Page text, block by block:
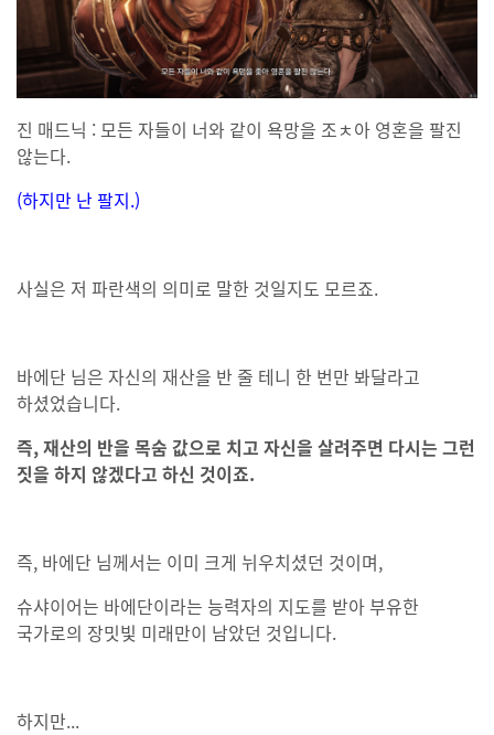
진 매드닉 : 모든 자들이 너와 같이 욕망을 조ㅊ아 영혼을 팔진
않는다.
(하지만 난 팔지.)
사실은 저 파란색의 의미로 말한 것일지도 모르죠.
바에단 님은 자신의 재산을 반 줄 테니 한 번만 봐달라고
하셨었습니다.
즉, 재산의 반을 목숨 값으로 치고 자신을 살려주면 다시는 그런
짓을 하지 않겠다고 하신 것이죠.
즉, 바에단 님께서는 이미 크게 뉘우치셨던 것이며,
슈샤이어는 바에단이라는 능력자의 지도를 받아 부유한
국가로의 장밋빛 미래만이 남았던 것입니다.
하지만...